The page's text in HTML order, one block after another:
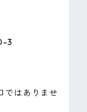
3
ではありませ